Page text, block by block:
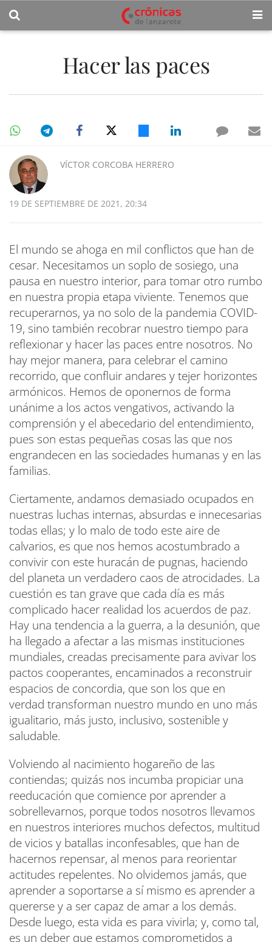
Hacer las paces
VÍCTOR CORCOBA HERRERO
19 DE SEPTIEMBRE DE 2021, 20:34
El mundo se ahoga en mil conflictos que han de
cesar. Necesitamos un soplo de sosiego, una
pausa en nuestro interior, para tomar otro rumbo
en nuestra propia etapa viviente. Tenemos que
recuperarnos, ya no solo de la pandemia COVID-
19, sino también recobrar nuestro tiempo para
reflexionar y hacer las paces entre nosotros. No
hay mejor manera, para celebrar el camino
recorrido, que confluir andares y tejer horizontes
armónicos. Hemos de oponernos de forma
unánime a los actos vengativos, activando la
comprensión y el abecedario del entendimiento,
pues son estas pequeñas cosas las que nos
engrandecen en las sociedades humanas y en las
familias.
Ciertamente, andamos demasiado ocupados en
nuestras luchas internas, absurdas e innecesarias
todas ellas; y lo malo de todo este aire de
calvarios, es que nos hemos acostumbrado a
convivir con este huracán de pugnas, haciendo
del planeta un verdadero caos de atrocidades. La
cuestión es tan grave que cada día es más
complicado hacer realidad los acuerdos de paz.
Hay una tendencia a la guerra, a la desunión, que
ha llegado a afectar a las mismas instituciones
mundiales, creadas precisamente para avivar los
pactos cooperantes, encaminados a reconstruir
espacios de concordia, que son los que en
verdad transforman nuestro mundo en uno más
igualitario, más justo, inclusivo, sostenible y
saludable.
Volviendo al nacimiento hogareño de las
contiendas; quizás nos incumba propiciar una
reeducación que comience por aprender a
sobrellevarnos, porque todos nosotros llevamos
en nuestros interiores muchos defectos, multitud
de vicios y batallas inconfesables, que han de
hacernos repensar, al menos para reorientar
actitudes repelentes. No olvidemos jamás, que
aprender a soportarse a sí mismo es aprender a
quererse y a ser capaz de amar a los demás.
Desde luego, esta vida es para vivirla; y, como tal,
es un deber que estamos comprometidos a